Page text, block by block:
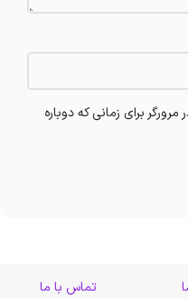
برای زمانی که دوباره
تماس با ما